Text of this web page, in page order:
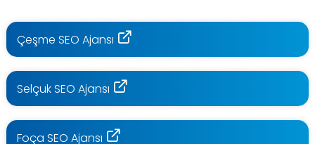
Çeşme SEO Ajansı
Selçuk SEO Ajansı
Foça SEO Ajansı